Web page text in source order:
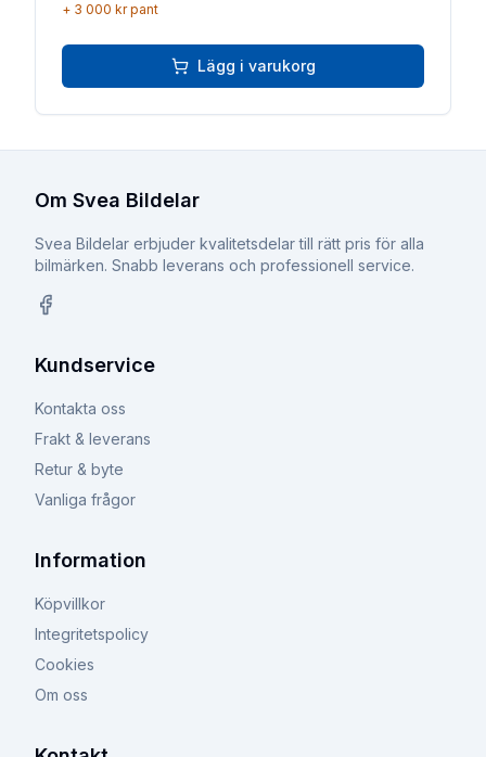
+ 3 000 krpant
Lägg i varukorg
Om Svea Bildelar
Svea Bildelar erbjuder kvalitetsdelar till rätt pris för alla
bilmärken. Snabb leverans och professionell service.
Kundservice
Kontakta oss
Frakt & leverans
Retur & byte
Vanliga frågor
Information
Köpvillkor
Integritetspolicy
Cookies
Om oss